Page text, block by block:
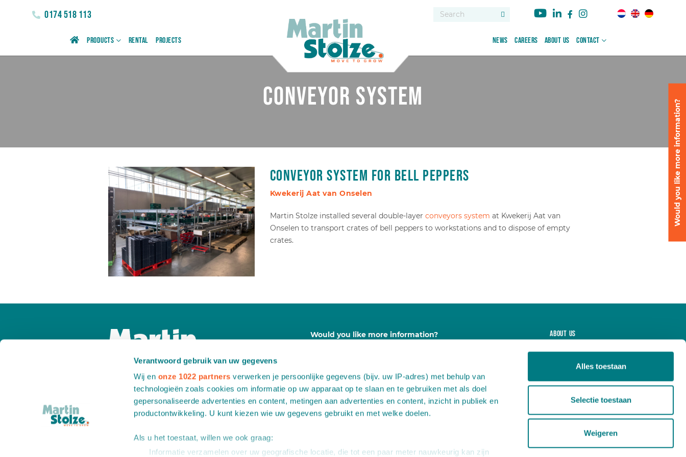
Verantwoord gebruik van uw gegevens
Wij en onze 1022 partners verwerken je persoonlijke gegevens (bijv. uw IP-adres) met behulp van
technologieën zoals cookies om informatie op uw apparaat op te slaan en te gebruiken met als doel
gepersonaliseerde advertenties en content, metingen aan advertenties en content, inzicht in publiek en
productontwikkeling. U kunt kiezen wie uw gegevens gebruikt en met welke doelen.
Als u het toestaat, willen we ook graag:
Informatie verzamelen over uw geografische locatie, die tot een paar meter nauwkeurig kan zijn
Alles toestaan
Selectie toestaan
Weigeren
0174 518 113
Products Rental Projects News Careers About us Contact
Conveyor system
Conveyor system for bell peppers
Kwekerij Aat van Onselen
Martin Stolze installed several double-layer conveyors system at Kwekerij Aat van
Onselen to transport crates of bell peppers to workstations and to dispose of empty
crates.
Would you like more information?
Would you like more information?
ALeemidden 6
2678 ME De Lier
+31 (0)174 518 113
info@martinstolze.nl
About us
Projects
Products
News
Careers
Contact